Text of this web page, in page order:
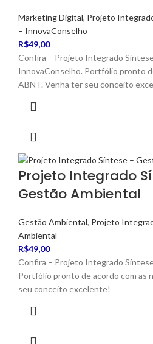
Marketing Digital, Projeto
– InnovaConselho
R$49,00
Confira – Projeto Integrado
InnovaConselho. Portfólio pronto
ABNT. Venha ter seu conceito
Projeto Integrado
Gestão Ambiental
Gestão Ambiental, Projeto
Ambiental
R$49,00
Confira – Projeto Integrado
Portfólio pronto de acordo com as
seu conceito excelente!